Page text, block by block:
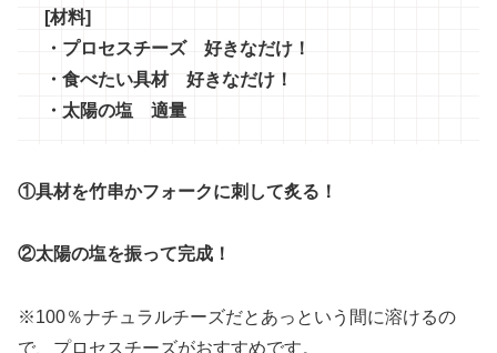
[材料]
・プロセスチーズ 好きなだけ！
・食べたい具材 好きなだけ！
・太陽の塩 適量
①具材を竹串かフォークに刺して炙る！
②太陽の塩を振って完成！
※100％ナチュラルチーズだとあっという間に溶けるの
で、プロセスチーズがおすすめです。